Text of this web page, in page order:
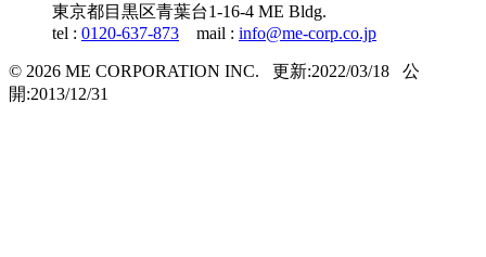
東京都目黒区青葉台1-16-4 ME Bldg.
tel : 0120-637-873 mail : info@me-corp.co.jp
© 2026 ME CORPORATION INC. 更新:2022/03/18 公
開:2013/12/31